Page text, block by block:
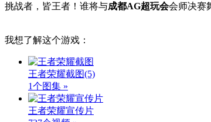
挑战者，皆王者！谁将与成都AG超玩会会师决赛
我想了解这个游戏：
王者荣耀截图(5)
1个图集 »
王者荣耀宣传片